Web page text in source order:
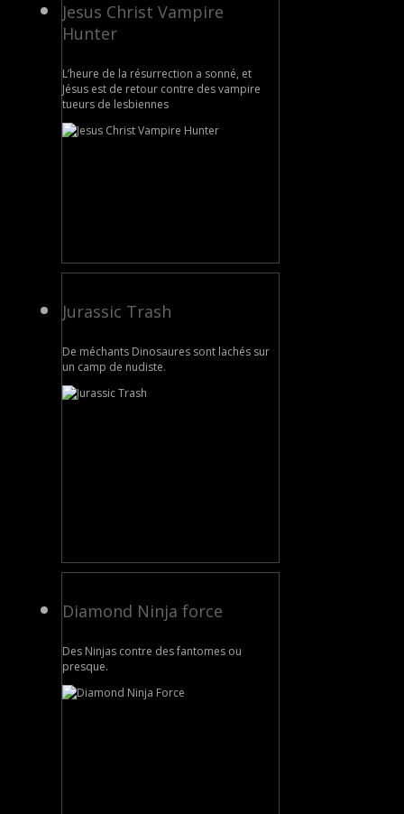
Jesus Christ Vampire
Hunter
L’heure de la résurrection a sonné, et
Jésus est de retour contre des vampire
tueurs de lesbiennes
Jurassic Trash
De méchants Dinosaures sont lachés sur
un camp de nudiste.
Diamond Ninja force
Des Ninjas contre des fantomes ou
presque.